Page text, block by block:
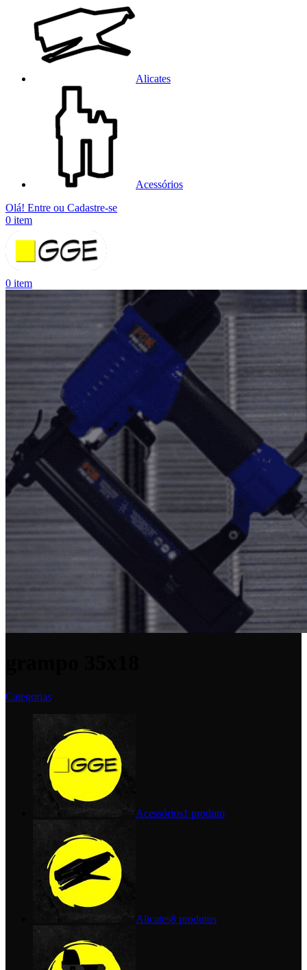
Alicates
Acessórios
Olá! Entre ou Cadastre-se
0 item
0 item
Categorias
Acessórios1 produto
Alicates8 produtos